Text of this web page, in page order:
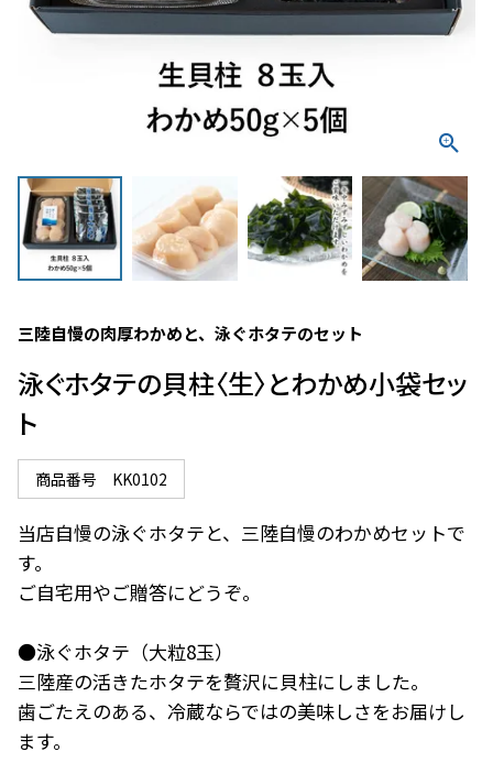
三陸自慢の肉厚わかめと、泳ぐホタテのセット
泳ぐホタテの貝柱〈生〉とわかめ小袋セッ
ト
商品番号 KK0102
当店自慢の泳ぐホタテと、三陸自慢のわかめセットで
す。
ご自宅用やご贈答にどうぞ。
●泳ぐホタテ（大粒8玉）
三陸産の活きたホタテを贅沢に貝柱にしました。
歯ごたえのある、冷蔵ならではの美味しさをお届けし
ます。